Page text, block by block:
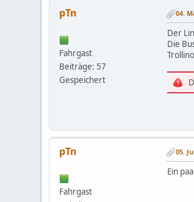
pTn
Fahrgast
Beiträge: 57
Gespeichert
04.
Der
Die
pTn
Fahrgast
05.
Ein